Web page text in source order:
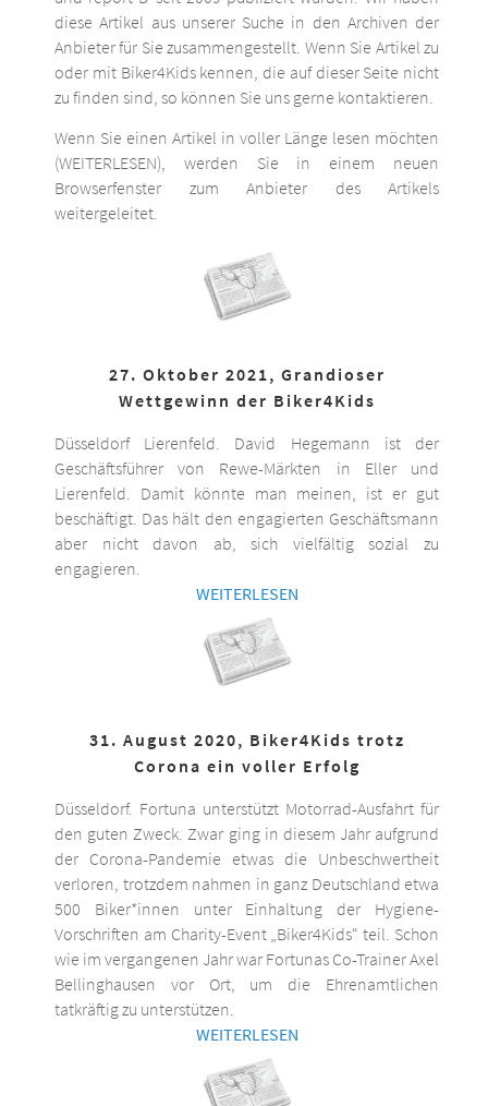
diese Artikel aus unserer Suche in den Archiven der
Anbieter für Sie zusammengestellt. Wenn Sie Artikel zu
oder mit Biker4Kids kennen, die auf dieser Seite nicht
zu finden sind, so können Sie uns gerne kontaktieren.
Wenn Sie einen Artikel in voller Länge lesen möchten
(WEITERLESEN), werden Sie in einem neuen
Browserfenster zum Anbieter des Artikels
weitergeleitet.
27. Oktober 2021, Grandioser
Wettgewinn der Biker4Kids
Düsseldorf Lierenfeld. David Hegemann ist der
Geschäftsführer von Rewe-Märkten in Eller und
Lierenfeld. Damit könnte man meinen, ist er gut
beschäftigt. Das hält den engagierten Geschäftsmann
aber nicht davon ab, sich vielfältig sozial zu
engagieren.
WEITERLESEN
31. August 2020, Biker4Kids trotz
Corona ein voller Erfolg
Düsseldorf. Fortuna unterstützt Motorrad-Ausfahrt für
den guten Zweck. Zwar ging in diesem Jahr aufgrund
der Corona-Pandemie etwas die Unbeschwertheit
verloren, trotzdem nahmen in ganz Deutschland etwa
500 Biker*innen unter Einhaltung der Hygiene-
Vorschriften am Charity-Event „Biker4Kids“ teil. Schon
wie im vergangenen Jahr war Fortunas Co-Trainer Axel
Bellinghausen vor Ort, um die Ehrenamtlichen
tatkräftig zu unterstützen.
WEITERLESEN